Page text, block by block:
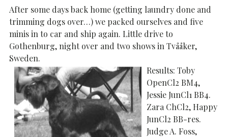
After some days back home (getting laundry done and
trimming dogs over…) we packed ourselves and five
minis in to car and ship again. Little drive to
Gothenburg, night over and two shows in Tvååker,
Sweden.
Results: Toby
OpenCl2 BM4,
Jessie JunCl1 BB4.
Zara ChCl2, Happy
JunCl2 BB-res.
Judge A. Foss,